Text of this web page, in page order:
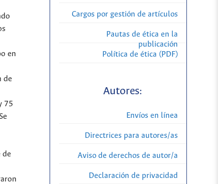
en
de
75
de
Cargos por gestión de artículos
Pautas de ética en la
publicación
Política de ética (PDF)
Autores:
Envíos en línea
Directrices para autores/as
Aviso de derechos de autor/a
Declaración de privacidad